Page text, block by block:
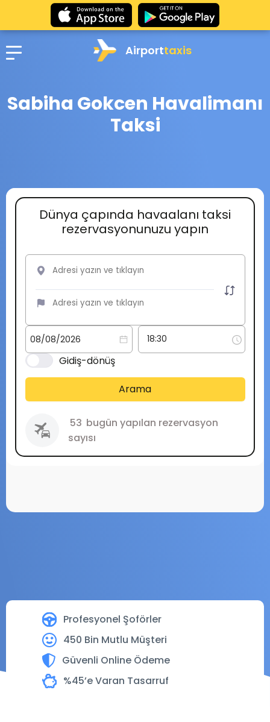
Airporttaxis
Sabiha Gokcen Havalimanı
Taksi
Profesyonel Şoförler
450 Bin Mutlu Müşteri
Güvenli Online Ödeme
%45’e Varan Tasarruf
Dünya çapında havaalanı taksi
rezervasyonunuzu yapın
Gidiş-dönüş
Arama
53 bugün yapılan rezervasyon
sayısı